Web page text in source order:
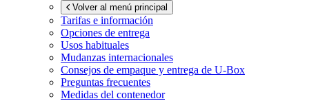
Volver al menú principal
Tarifas e información
Opciones de entrega
Usos habituales
Mudanzas internacionales
Consejos de empaque y entrega de U-Box
Preguntas frecuentes
Medidas del contenedor